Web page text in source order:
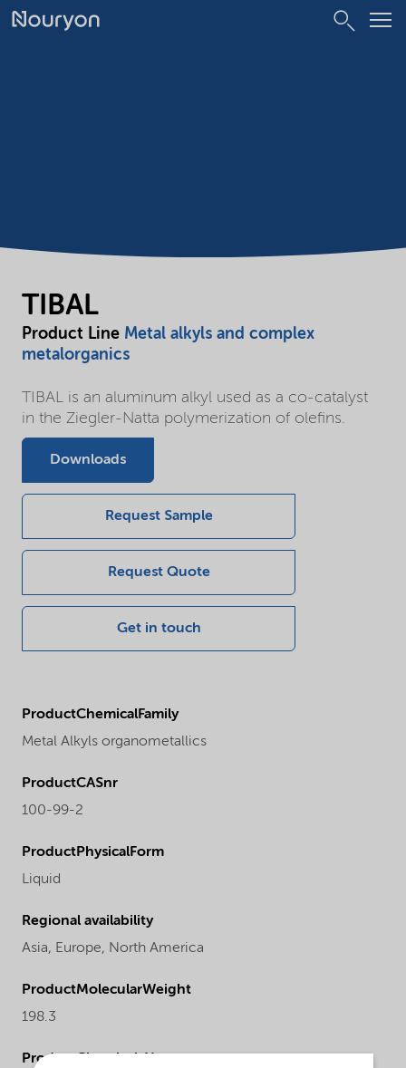
TIBAL
Product Line Metal alkyls and complex
metalorganics
TIBAL is an aluminum alkyl used as a co-catalyst
in the Ziegler-Natta polymerization of olefins.
Downloads
Request Sample
Request Quote
Get in touch
ProductChemicalFamily
Metal Alkyls organometallics
ProductCASnr
100-99-2
ProductPhysicalForm
Liquid
Regional availability
Asia, Europe, North America
ProductMolecularWeight
198.3
ProductChemicalsName